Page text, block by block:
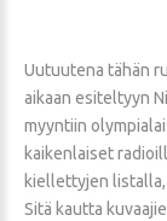
Uutuutena tähän
aikaan esiteltyyn
myyntiin
kaikenlaiset
kiellettyjen
Sitä kautta